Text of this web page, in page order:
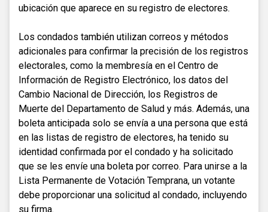
ubicación que aparece en su registro de electores.
Los condados también utilizan correos y métodos
adicionales para confirmar la precisión de los registros
electorales, como la membresía en el Centro de
Información de Registro Electrónico, los datos del
Cambio Nacional de Dirección, los Registros de
Muerte del Departamento de Salud y más. Además, una
boleta anticipada solo se envía a una persona que está
en las listas de registro de electores, ha tenido su
identidad confirmada por el condado y ha solicitado
que se les envíe una boleta por correo. Para unirse a la
Lista Permanente de Votación Temprana, un votante
debe proporcionar una solicitud al condado, incluyendo
su firma.